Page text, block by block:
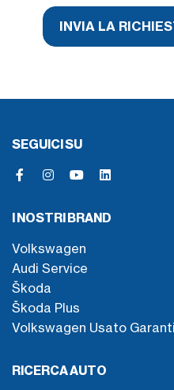
SEGUICI SU
I NOSTRI BRAND
Volkswagen
Audi Service
Škoda
Škoda Plus
Volkswagen Usato
RICERCA AUTO